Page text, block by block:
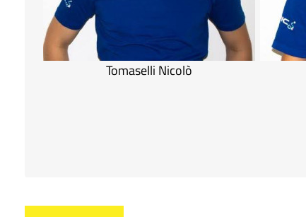
Tomaselli Nicolò